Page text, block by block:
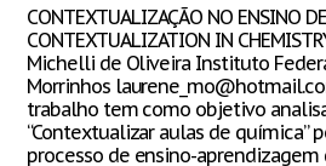
CONTEXTUALIZAÇÃO NO ENSINO
CONTEXTUALIZATION IN
Michelli de Oliveira Instituto
Morrinhos
trabalho tem como objetivo
“Contextualizar aulas de química”
processo de ensino-